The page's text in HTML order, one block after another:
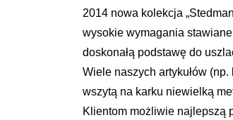
2014 nowa kolekcja „Stedman
wysokie wymagania
doskonałą podstawę do
Wiele naszych artykułów
wszytą na karku niewielką
Klientom możliwie najlepszą